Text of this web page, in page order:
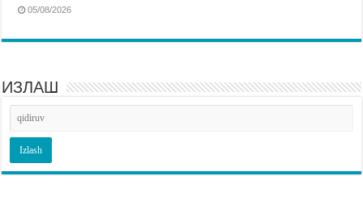
05/08/2026
ИЗЛАШ